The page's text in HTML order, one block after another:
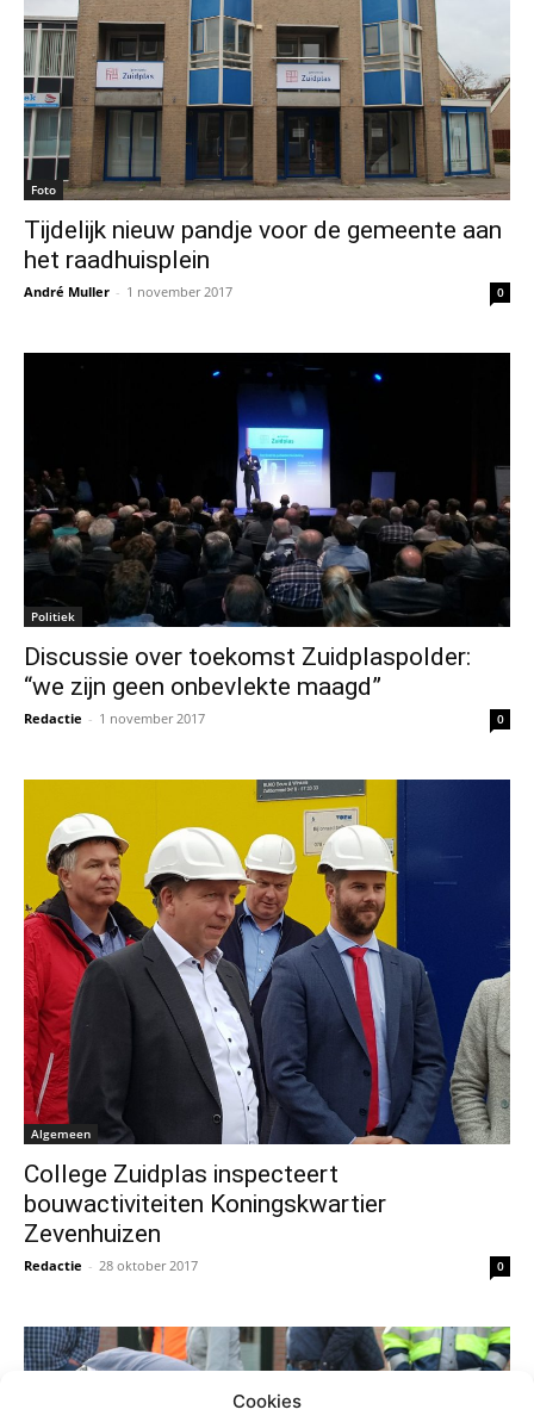
Cookies
Foto
Tijdelijk nieuw pandje voor de gemeente aan
het raadhuisplein
André Muller - 1 november 2017 0
Politiek
Discussie over toekomst Zuidplaspolder:
“we zijn geen onbevlekte maagd”
Redactie - 1 november 2017 0
Algemeen
College Zuidplas inspecteert
bouwactiviteiten Koningskwartier
Zevenhuizen
Redactie - 28 oktober 2017 0